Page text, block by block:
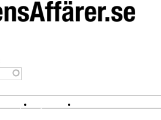
& spel Nyhetsbrev